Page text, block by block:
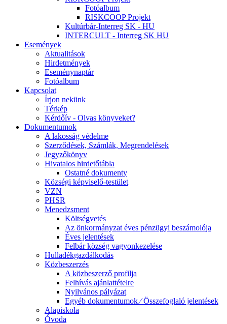
Fotóalbum
RISKCOOP Projekt
Kultúrbár-Interreg SK - HU
INTERCULT - Interreg SK HU
Események
Aktualitások
Hirdetmények
Eseménynaptár
Fotóalbum
Kapcsolat
Írjon nekünk
Térkép
Kérdőív - Olvas könyveket?
Dokumentumok
A lakosság védelme
Szerződések, Számlák, Megrendelések
Jegyzőkönyv
Hivatalos hirdetőtábla
Ostatné dokumenty
Községi képviselő-testület
VZN
PHSR
Menedzsment
Költségvetés
Az önkormányzat éves pénzügyi beszámolója
Éves jelentések
Felbár község vagyonkezelése
Hulladékgazdálkodás
Közbeszerzés
A közbeszerző profilja
Felhívás ajánlattételre
Nyilvános pályázat
Egyéb dokumentumok ⁄ Összefoglaló jelentések
Alapiskola
Óvoda